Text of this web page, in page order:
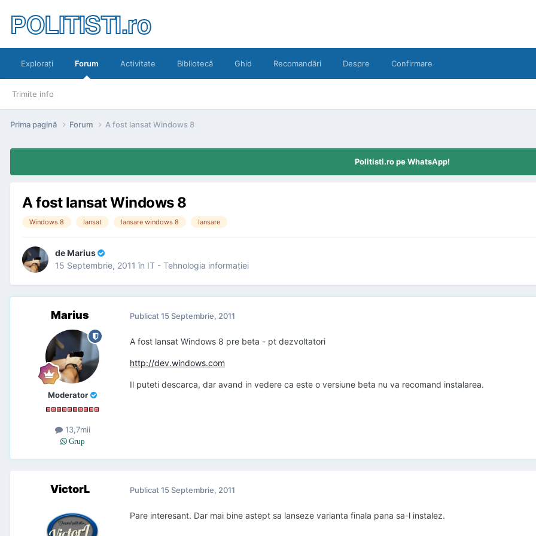
POLITISTI.ro
Exploraţi Forum
Trimite info
Activitate Bibliotecă Ghid Recomandări Despre Confirmare
Prima pagină Forum A fost lansat Windows 8
Politisti.ro pe WhatsApp!
A fost lansat Windows 8
Windows 8 lansat lansare windows 8 lansare
deMarius
15 Septembrie, 2011 în IT - Tehnologia informaţiei
Marius
Moderator
13,7mii
Grup
Publicat15 Septembrie, 2011
A fost lansat Windows 8 pre beta - pt dezvoltatori
http://dev.windows.com
Il puteti descarca, dar avand in vedere ca este o versiune beta nu va recomand instalarea.
VictorL Publicat15 Septembrie, 2011
Pare interesant. Dar mai bine astept sa lanseze varianta finala pana sa-l instalez.